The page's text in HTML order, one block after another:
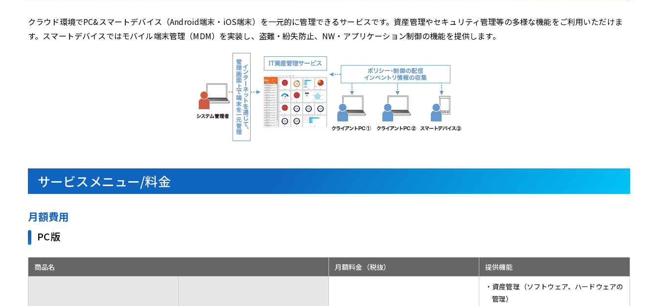
クラウド環境でPC&スマートデバイス（Android端末・iOS端末）を一元的に管理できるサービスです。資産管理やセキュリティ管理等の多様な機能をご利用いただけま
す。スマートデバイスではモバイル端末管理（MDM）を実装し、盗難・紛失防止、NW・アプリケーション制御の機能を提供します。
サービスメニュー/料金
月額費用
PC版
商品名 月額料金（税抜） 提供機能
・資産管理（ソフトウェア、ハードウェアの
管理）